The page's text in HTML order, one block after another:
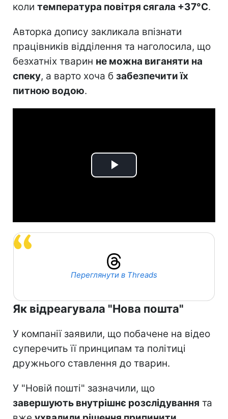
коли температура повітря сягала +37°C.
Авторка допису закликала впізнати
працівників відділення та наголосила, що
безхатніх тварин не можна виганяти на
спеку, а варто хоча б забезпечити їх
питною водою.
Play
Переглянути в Threads
Як відреагувала "Нова пошта"
У компанії заявили, що побачене на відео
суперечить її принципам та політиці
дружнього ставлення до тварин.
У "Новій пошті" зазначили, що
завершують внутрішнє розслідування та